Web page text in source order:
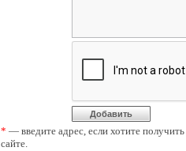
* — введите адрес, если хотите
сайте.